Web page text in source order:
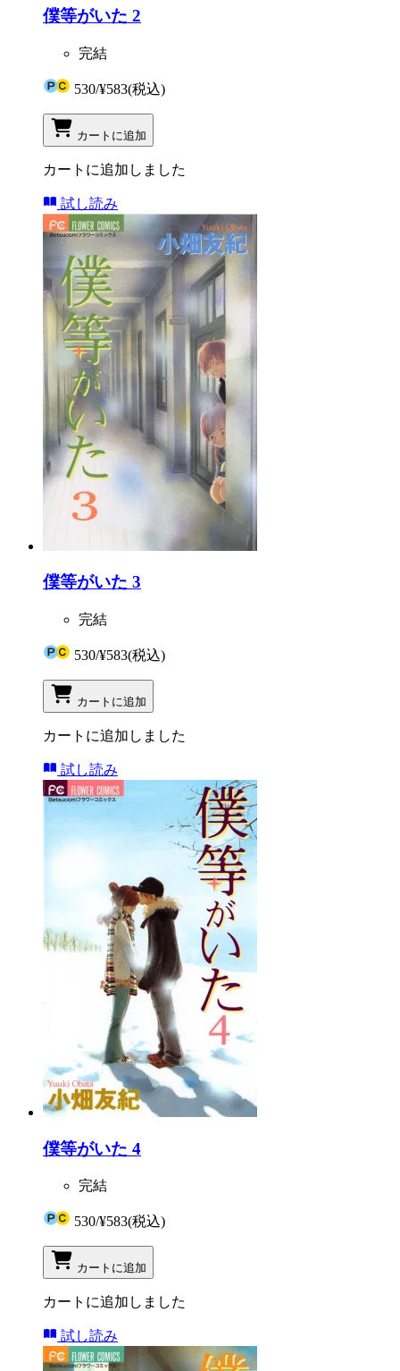
僕等がいた 2
完結
530/¥583(税込)
カートに追加
カートに追加しました
試し読み
僕等がいた 3
完結
530/¥583(税込)
カートに追加
カートに追加しました
試し読み
僕等がいた 4
完結
530/¥583(税込)
カートに追加
カートに追加しました
試し読み